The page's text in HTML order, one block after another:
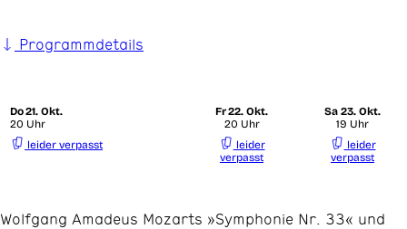
Programmdetails
Do21. Okt.
20 Uhr
leider verpasst
Fr22. Okt.
20 Uhr
leider
verpasst
Sa 23. Okt.
19 Uhr
leider
verpasst
Wolfgang Amadeus Mozarts »Symphonie Nr. 33« und